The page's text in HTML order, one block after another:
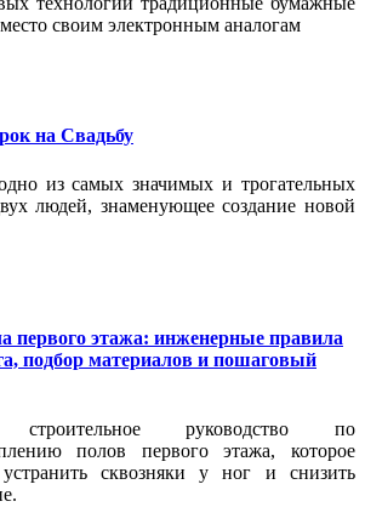
своим электронным аналогам
на Свадьбу
из самых значимых и трогательных
людей, знаменующее создание новой
первого этажа: инженерные правила
подбор материалов и пошаговый
строительное руководство по
полов первого этажа, которое
сквозняки у ног и снизить